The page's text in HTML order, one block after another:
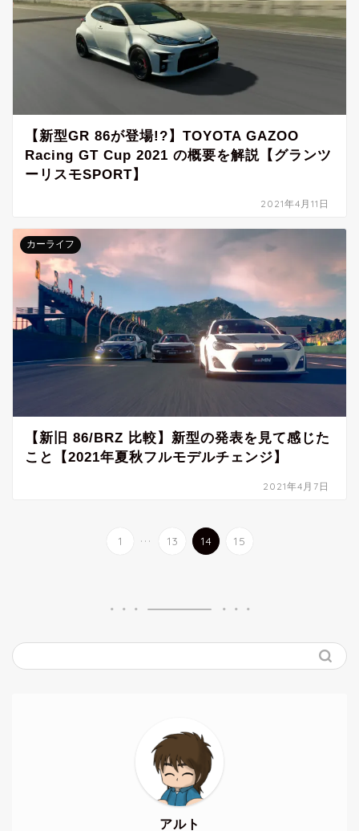
【新型GR 86が登場!?】TOYOTA GAZOO
Racing GT Cup 2021 の概要を解説【グランツ
ーリスモSPORT】
2021年4月11日
カーライフ
【新旧 86/BRZ 比較】新型の発表を見て感じた
こと【2021年夏秋フルモデルチェンジ】
2021年4月7日
1 ... 13 14 15
アルト